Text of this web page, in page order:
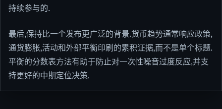
持续参与的.
最后,保持比一个发布更广泛的背景.货币趋势通常响应政策,
通货膨胀,活动和外部平衡印刷的累积证据,而不是单个标题.
平衡的分数表方法有助于防止对一次性噪音过度反应,并支
持更好的中期定位决策.